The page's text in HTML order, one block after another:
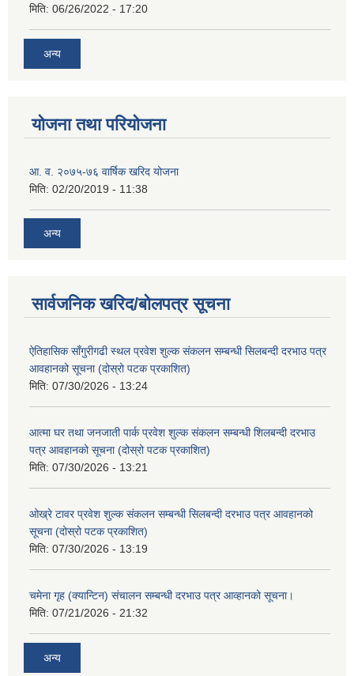
मिति: 06/26/2022 - 17:20
अन्य
योजना तथा परियोजना
आ. व. २०७५-७६ वार्षिक खरिद योजना
मिति: 02/20/2019 - 11:38
अन्य
सार्वजनिक खरिद/बोलपत्र सूचना
ऐतिहासिक साँगुरीगढी स्थल प्रवेश शुल्क संकलन सम्बन्धी सिलबन्दी दरभाउ पत्र
आवहानको सूचना (दोस्रो पटक प्रकाशित)
मिति: 07/30/2026 - 13:24
आत्मा घर तथा जनजाती पार्क प्रवेश शुल्क संकलन सम्बन्धी शिलबन्दी दरभाउ
पत्र आवहानको सूचना (दोस्रो पटक प्रकाशित)
मिति: 07/30/2026 - 13:21
ओख्रे टावर प्रवेश शुल्क संकलन सम्बन्धी सिलबन्दी दरभाउ पत्र आवहानको
सूचना (दोस्रो पटक प्रकाशित)
मिति: 07/30/2026 - 13:19
चमेना गृह (क्यान्टिन) संचालन सम्बन्धी दरभाउ पत्र आव्हानको सूचना।
मिति: 07/21/2026 - 21:32
अन्य